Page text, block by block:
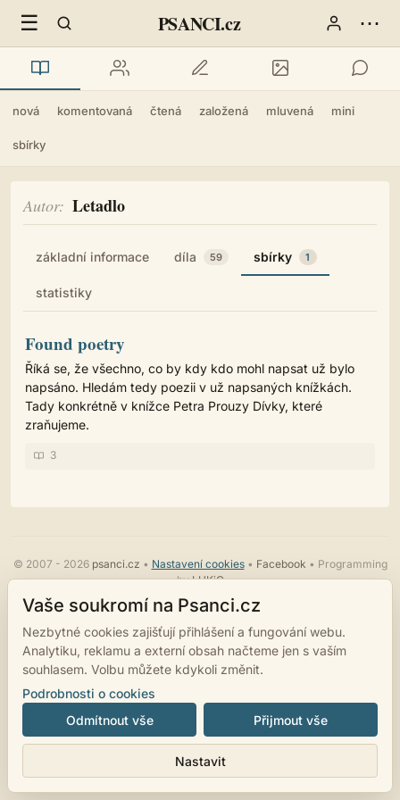
☰ PSANCI.cz ⋯
nová komentovaná čtená založená mluvená mini
sbírky
Autor Letadlo
základní informace díla 59 sbírky 1
statistiky
Found poetry
Říká se, že všechno, co by kdy kdo mohl napsat už bylo
napsáno. Hledám tedy poezii v už napsaných knížkách.
Tady konkrétně v knížce Petra Prouzy Dívky, které
zraňujeme.
3
© 2007 - 2026 psanci.cz • Nastavení cookies• Facebook • Programming
byLUKiO
Vaše soukromí na Psanci.cz
Nezbytné cookies zajišťují přihlášení a fungování webu.
Analytiku, reklamu a externí obsah načteme jen s vaším
souhlasem. Volbu můžete kdykoli změnit.
Podrobnosti o cookies
Odmítnout vše
Nastavit
Přijmout vše